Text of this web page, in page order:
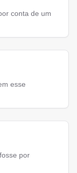
conta de um
esse
por